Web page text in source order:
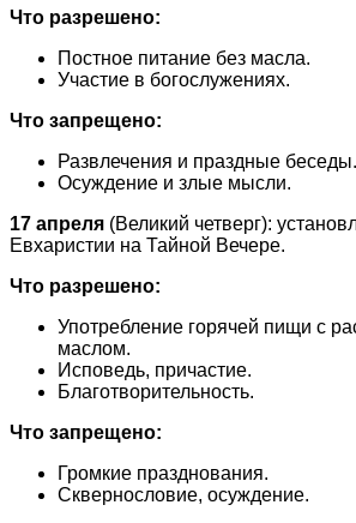
Что разрешено:
Постное питание без масла.
Участие в богослужениях.
Что запрещено:
Развлечения и праздные беседы.
Осуждение и злые мысли.
17 апреля (Великий четверг):
Евхаристии на Тайной Вечере.
Что разрешено:
Употребление горячей пищи с
маслом.
Исповедь, причастие.
Благотворительность.
Что запрещено:
Громкие празднования.
Сквернословие, осуждение.